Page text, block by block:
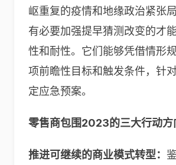
岖重复的疫情和地缘政治紧张
有必要加强提早猜测改变的才
性和耐性。它们能够凭借情形
项前瞻性目标和触发条件，针
定应急预案。
零售商包围2023的三大行动方
推进可继续的商业模式转型：